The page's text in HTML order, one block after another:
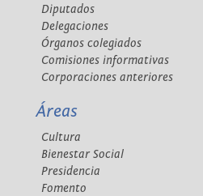
Diputados
Delegaciones
Órganos colegiados
Comisiones informativas
Corporaciones anteriores
Áreas
Cultura
Bienestar Social
Presidencia
Fomento